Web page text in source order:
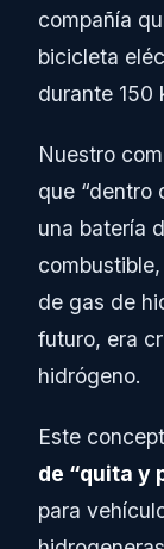
compañía
bicicleta
durante 150
Nuestro
que “dentro
una batería
de gas de
futuro, era
hidrógeno.
Este
de “quita y
para